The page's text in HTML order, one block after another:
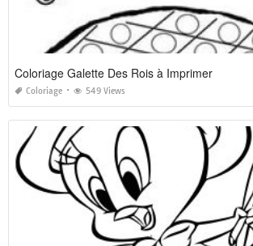
Coloriage Galette Des Rois à Imprimer
Coloriage 549 Views